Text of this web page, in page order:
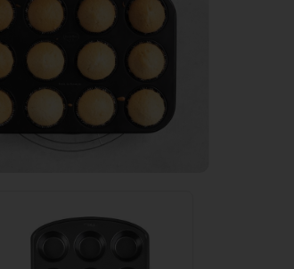
zaloguj
się
zarejestruj